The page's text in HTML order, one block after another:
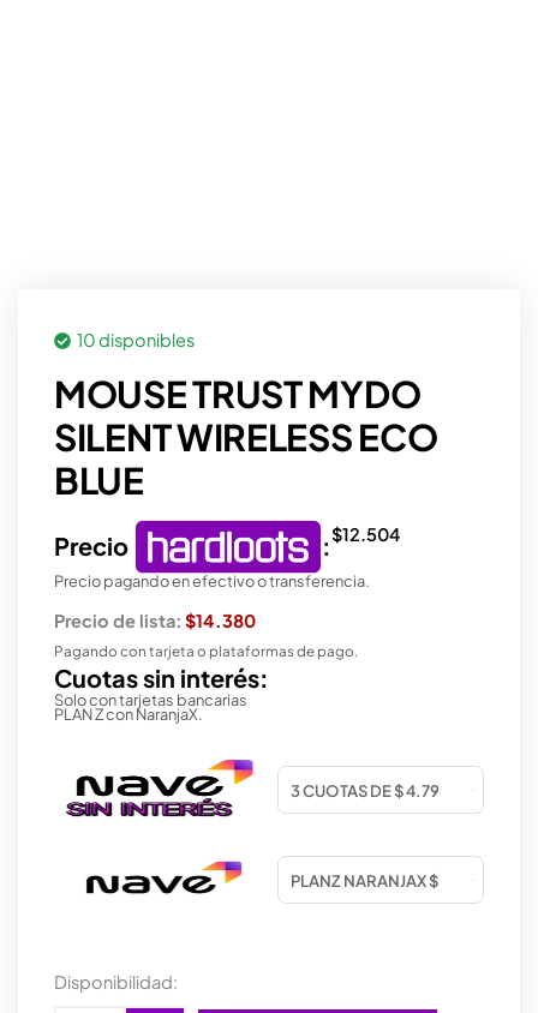
10 disponibles
MOUSE TRUST MYDO
SILENT WIRELESS ECO
BLUE
Precio :$12.504
Precio pagando en efectivo o transferencia.
Precio de lista: $14.380
Pagando con tarjeta o plataformas de pago.
Cuotas sin interés:
Solo con tarjetas bancarias
PLAN Z con NaranjaX.
Disponibilidad:
MOUSE